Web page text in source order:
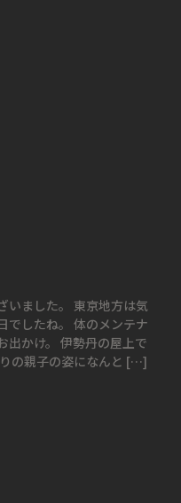
いました。 東京地方は気
でしたね。 体のメンテナ
出かけ。 伊勢丹の屋上で
の親子の姿になんと […]